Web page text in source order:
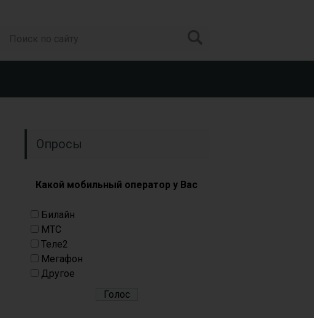
Опросы
Какой мобильный оператор у Вас
Билайн
МТС
Теле2
Мегафон
Другое